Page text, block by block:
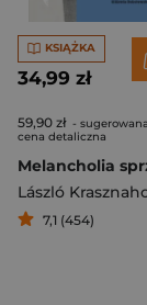
KSIĄŻKA
34,99 zł
59,90 zł - sugerowana
cena detaliczna
7,1 (454)